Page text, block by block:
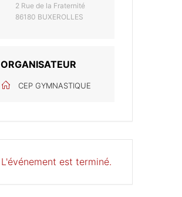
2 Rue de la Fraternité
86180 BUXEROLLES
ORGANISATEUR
CEP GYMNASTIQUE
L'événement est terminé.